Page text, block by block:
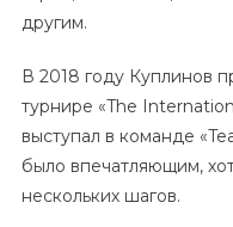
другим.
В 2018 году Куплинов
турнире «The
выступал в команде
было впечатляющим,
нескольких шагов.